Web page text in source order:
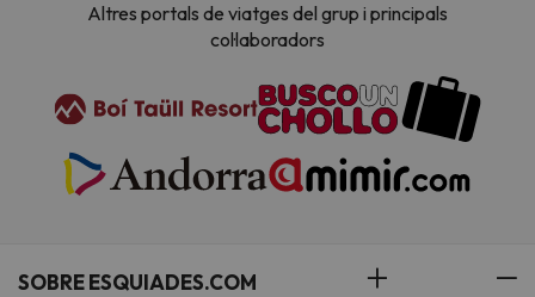
Altres portals de viatges del grup i principals
col·laboradors
SOBRE ESQUIADES.COM